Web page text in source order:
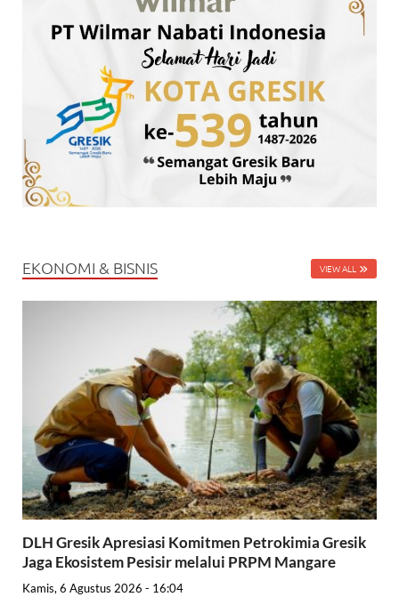
EKONOMI & BISNIS VIEW ALL
DLH Gresik Apresiasi Komitmen Petrokimia Gresik
Jaga Ekosistem Pesisir melalui PRPM Mangare
Kamis, 6 Agustus 2026 - 16:04